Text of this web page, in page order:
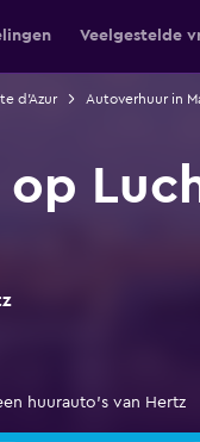
Veelgestelde
d'Azur Autoverhuur in
huurauto's van Hertz